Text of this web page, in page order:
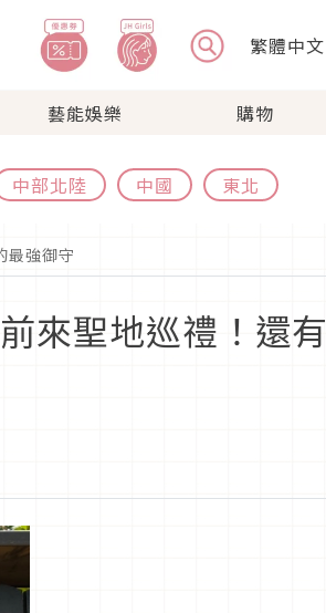
繁體中文
藝能娛樂 購物
中部北陸 中國 東北
最強御守
來聖地巡禮！還有